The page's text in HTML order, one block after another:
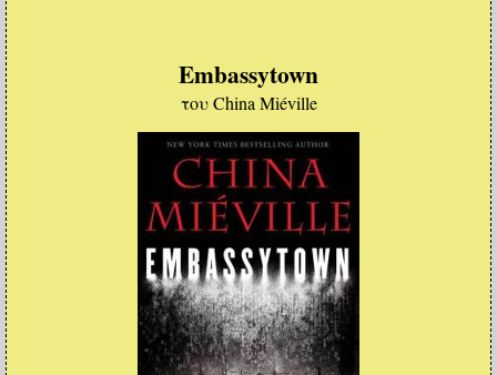
Embassytown
του China Miéville